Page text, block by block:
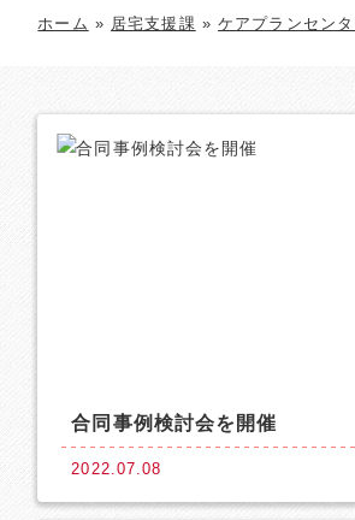
ホーム » 居宅支援課 »ケアプランセン
合同事例検討会を開催
2022.07.08